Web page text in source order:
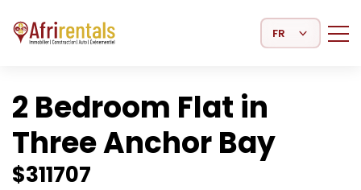
Select Language
2 Bedroom Flat in
Three Anchor Bay
$311707